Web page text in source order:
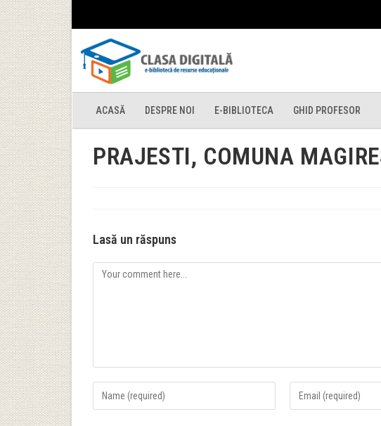
ACASĂ DESPRE NOI E-BIBLIOTECA GHID PROFESOR
PRAJESTI, COMUNA
Lasă un răspuns